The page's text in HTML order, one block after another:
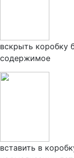
вскрыть коробку
содержимое
вставить в